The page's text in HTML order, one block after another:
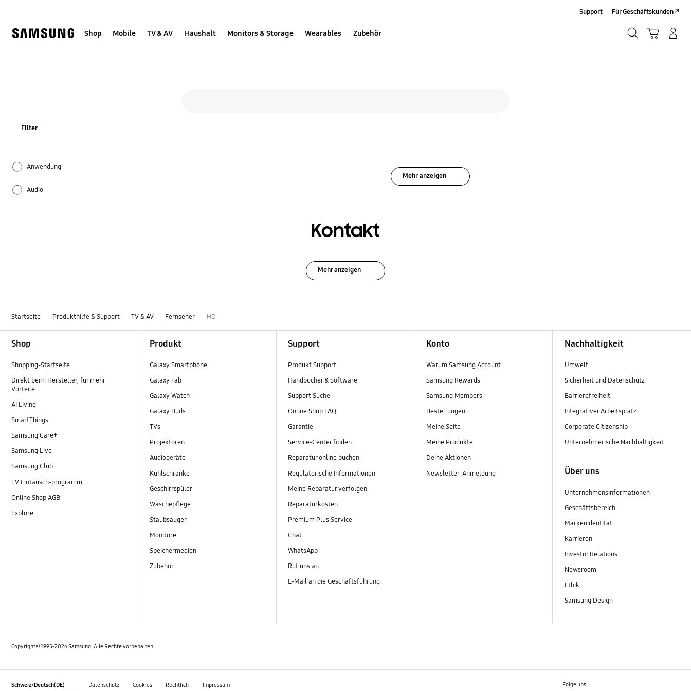
Shop Mobile TV & AV Haushalt Monitors & Storage Wearables Zubehör
Support Für Geschäftskunden
Filter
Anwendung
Audio
Spezifikation
Zubehör
Mehr anzeigen
Kontakt
Mehr anzeigen
Startseite Produkthilfe & Support TV & AV Fernseher HD
Shop
Shopping-Startseite
Direkt beim Hersteller, für mehr
Vorteile
AI Living
SmartThings
Samsung Care+
Samsung Live
Samsung Club
TV Eintausch-programm
Online Shop AGB
Explore
Produkt
Galaxy Smartphone
Galaxy Tab
Galaxy Watch
Galaxy Buds
TVs
Projektoren
Audiogeräte
Kühlschränke
Geschirrspüler
Wäschepflege
Staubsauger
Monitore
Speichermedien
Zubehör
Support
Produkt Support
Handbücher & Software
Support Suche
Online Shop FAQ
Garantie
Service-Center finden
Reparatur online buchen
Regulatorische Informationen
Meine Reparatur verfolgen
Reparaturkosten
Premium Plus Service
Chat
WhatsApp
Ruf uns an
E-Mail an die Geschäftsführung
Konto
Warum Samsung Account
Samsung Rewards
Samsung Members
Bestellungen
Meine Seite
Meine Produkte
Deine Aktionen
Newsletter-Anmeldung
Nachhaltigkeit
Umwelt
Sicherheit und Datenschutz
Barrierefreiheit
Integrativer Arbeitsplatz
Corporate Citizenship
Unternehmerische Nachhaltigkeit
Über uns
Unternehmensinformationen
Geschäftsbereich
Markenidentität
Karrieren
Investor Relations
Newsroom
Ethik
Samsung Design
Copyright© 1995-2026 Samsung. Alle Rechte vorbehalten.
Schweiz/Deutsch(DE) Datenschutz Cookies Rechtlich Impressum Folge uns